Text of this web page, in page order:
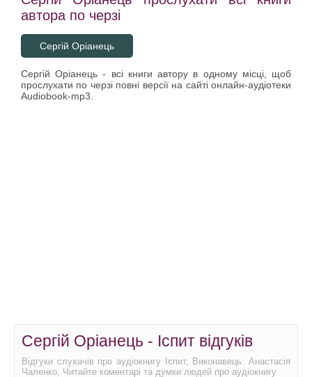
автора по черзі
Сергій Оріанець
Сергій Оріанець - всі книги автору в одному місці, щоб
прослухати по черзі повні версії на сайті онлайн-аудіотеки
Audiobook-mp3.
Сергій Оріанець - Іспит відгуків
Відгуки слухачів про аудіокнигу Іспит, Виконавець: Анастасія
Чаленко, Читайте коментарі та думки людей про аудіокнигу